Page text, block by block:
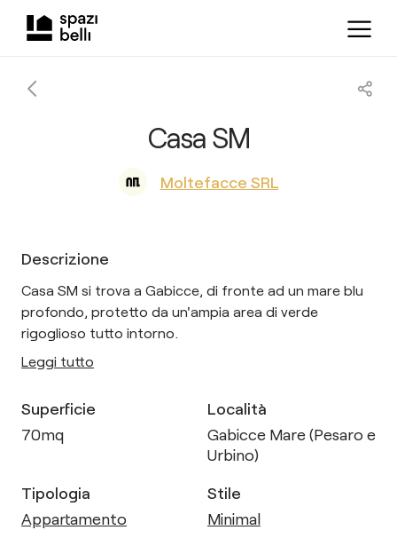
Casa SM
Moltefacce SRL
Descrizione
Casa SM si trova a Gabicce, di fronte ad un mare blu
profondo, protetto da un'ampia area di verde
rigoglioso tutto intorno.
Leggi tutto
Superficie
70mq
Località
Gabicce Mare (Pesaro e
Urbino)
Tipologia
Appartamento
Stile
Minimal